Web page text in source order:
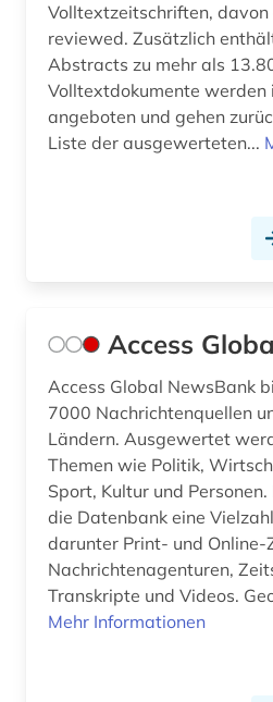
bildung (8)
bildungsforschung (2)
bildungspolitik (4)
bildungssystem (2)
biographie (11)
bodenökologie (1)
bolivien (2)
book e (1)
botanik (2)
Volltextzeitschriften,
reviewed. Zusätzlich
Abstracts zu mehr als
Volltextdokumente werden
angeboten und gehen
Liste der ausgewerteten...
Access
Access Global NewsBank
7000 Nachrichtenquellen
Ländern. Ausgewertet
Themen wie Politik,
Sport, Kultur und
die Datenbank eine
darunter Print- und Online-
Nachrichtenagenturen,
Mehr Informationen